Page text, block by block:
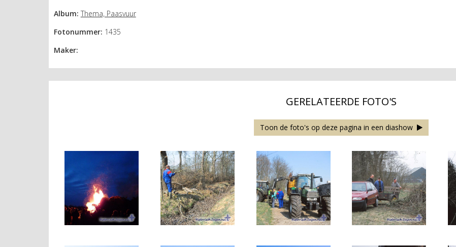
Album: Thema, Paasvuur
Fotonummer: 1435
Maker:
GERELATEERDE FOTO'S
Toon de foto's op deze pagina in een diashow